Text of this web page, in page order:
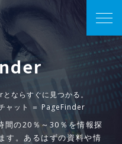
ならすぐに見つかる。
ャット ＝ PageFinder
間の20％～30％を情報探
す。あるはずの資料や情